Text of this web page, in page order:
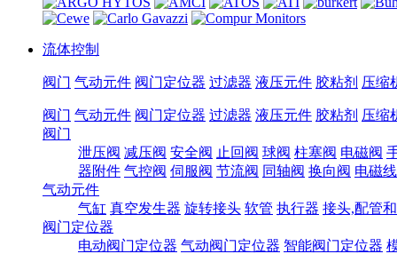
流体控制
阀门 气动元件 阀门定位器 过滤器 液压元件 胶粘剂 压缩
阀门 气动元件 阀门定位器 过滤器 液压元件 胶粘剂 压缩
阀门
泄压阀 减压阀 安全阀 止回阀 球阀 柱塞阀 电磁阀
器附件 气控阀 伺服阀 节流阀 同轴阀 换向阀 电磁
气动元件
气缸 真空发生器 旋转接头 软管 执行器 接头,配管
阀门定位器
电动阀门定位器 气动阀门定位器 智能阀门定位器